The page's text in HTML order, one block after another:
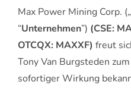
Max Power Mining Corp. („
“Unternehmen”) (CSE:
OTCQX: MAXXF) freut
Tony Van Burgsteden
sofortiger Wirkung